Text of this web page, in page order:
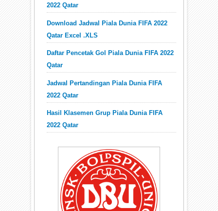
2022 Qatar
Download Jadwal Piala Dunia FIFA 2022
Qatar Excel .XLS
Daftar Pencetak Gol Piala Dunia FIFA 2022
Qatar
Jadwal Pertandingan Piala Dunia FIFA
2022 Qatar
Hasil Klasemen Grup Piala Dunia FIFA
2022 Qatar